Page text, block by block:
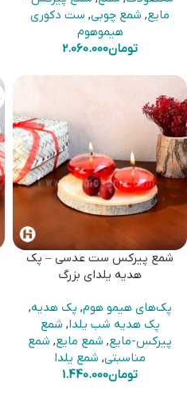
مایع, شمع چوبی, ست دکوری
هیموهوم
تومان2.060.000
شمع پیرکس ست عدسی – پک
هدیه یلدای بزرگ
پک‌های هیمو هوم, پک هدیه,
پک هدیه شب یلدا, شمع
پیرکس-مایع, شمع مایع, شمع
مناسبتی, شمع یلدا
تومان1.440.000